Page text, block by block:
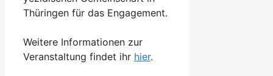
Thüringen für das Engagement.
Weitere Informationen zur
Veranstaltung findet ihr hier.